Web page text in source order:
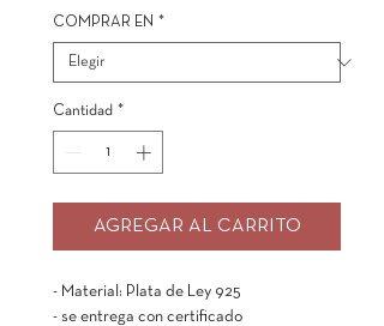
COMPRAR EN *
Cantidad *
AGREGAR AL CARRITO
- Material: Plata de Ley 925
- se entrega con certificado